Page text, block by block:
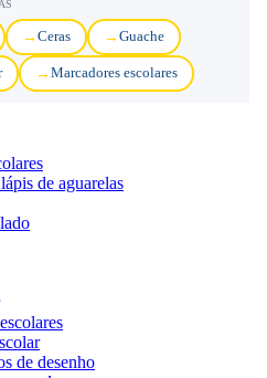
Ceras Guache
Marcadores escolares
de aguarelas
de desenho